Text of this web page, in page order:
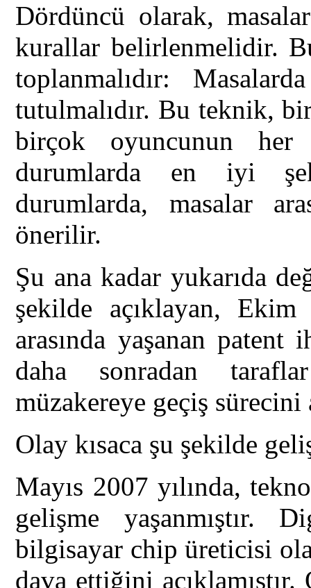
Dördüncü olarak,
kurallar belirlenmelidir.
toplanmalıdır:
tutulmalıdır. Bu teknik,
birçok oyuncunun
durumlarda en iyi
durumlarda, masalar
önerilir.
Şu ana kadar yukarıda
şekilde açıklayan,
arasında yaşanan patent
daha sonradan
müzakereye geçiş sürecini
Olay kısaca şu şekilde
Mayıs 2007 yılında,
gelişme yaşanmıştır.
bilgisayar chip üreticisi
dava ettiğini